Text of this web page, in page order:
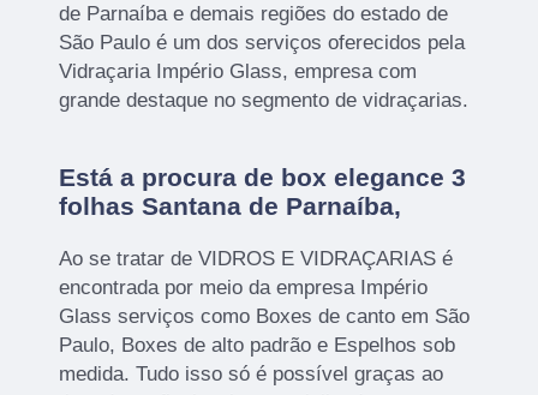
de Parnaíba e demais regiões do estado de
São Paulo é um dos serviços oferecidos pela
Vidraçaria Império Glass, empresa com
grande destaque no segmento de vidraçarias.
Está a procura de box elegance 3
folhas Santana de Parnaíba,
Ao se tratar de VIDROS E VIDRAÇARIAS é
encontrada por meio da empresa Império
Glass serviços como Boxes de canto em São
Paulo, Boxes de alto padrão e Espelhos sob
medida. Tudo isso só é possível graças ao